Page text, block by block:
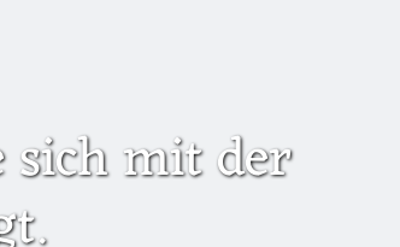
sich mit der